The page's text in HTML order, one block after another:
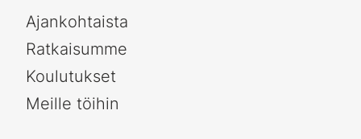
Ajankohtaista
Ratkaisumme
Koulutukset
Meille töihin